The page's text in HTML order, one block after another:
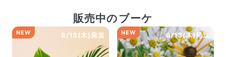
販売中のブーケ
8/13(木)発送
NEW 8/13(木)発送
NEW